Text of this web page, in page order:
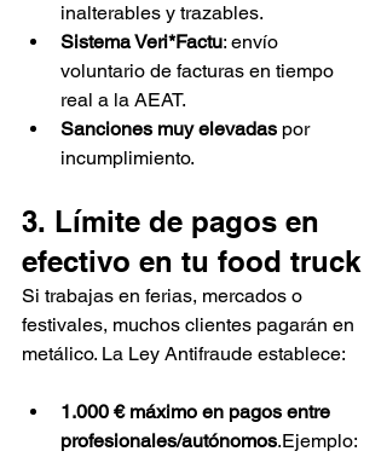
inalterables y trazables.
Sistema Veri*Factu: envío
voluntario de facturas en tiempo
real a la AEAT.
Sanciones muy elevadas por
incumplimiento.
3. Límite de pagos en
efectivo en tu food truck
Si trabajas en ferias, mercados o
festivales, muchos clientes pagarán en
metálico. La Ley Antifraude establece:
1.000 € máximo en pagos entre
profesionales/autónomos.Ejemplo: